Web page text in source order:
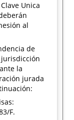
Unica
al
de
la
jurada
F.